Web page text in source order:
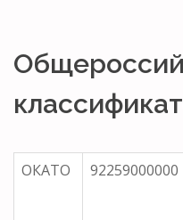
ОКАТО 92259000000